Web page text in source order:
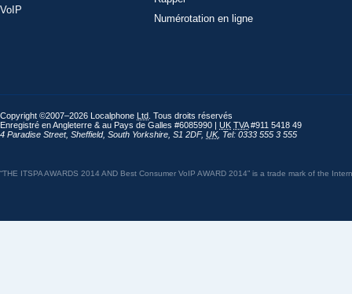
VoIP
Numérotation en ligne
Copyright ©2007–2026 Localphone Ltd . Tous droits réservés
Enregistré en Angleterre & au Pays de Galles #6085990 | UK TVA#911 5418 49
4 Paradise Street, Sheffield, South Yorkshire S1 2DF, UK, Tel: 0333 555 3 555
“THE ITSPA AWARDS 2014 AND Best Consumer VoIP AWARD 2014” is a trade mark of the